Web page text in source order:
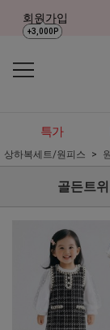
회원가입
+3,000P
특가
상하복세트/원피스
골든트